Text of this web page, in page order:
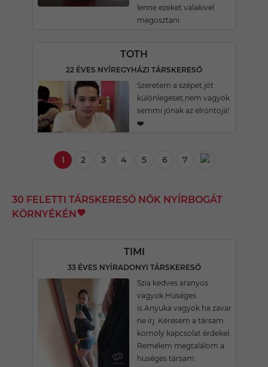
lenne ezeket valakivel
megosztani.
TOTH
22 ÉVES NYÍREGYHÁZI TÁRSKERESŐ
Szeretem a szépet jót
különlegeset,nem vagyok
semmi jónak az elrontoja!
❤️
1 2 3 4 5 6 7
30 FELETTI TÁRSKERESŐ NŐK NYÍRBOGÁT
KÖRNYÉKÉN
TIMI
33 ÉVES NYÍRADONYI TÁRSKERESŐ
Szia kedves aranyos
vagyok.Hüséges
is.Anyuka vagyok ha zavar
ne irj. Keresem a társam
komoly kapcsolat érdekel.
Remélem megtalálom a
hüséges társam.